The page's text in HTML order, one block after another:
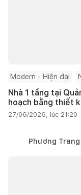
Modern - Hiện đại
Nhà 1 tầng tại
hoạch bằng thiết
27/06/2026, lúc 21:20
Phương Trang